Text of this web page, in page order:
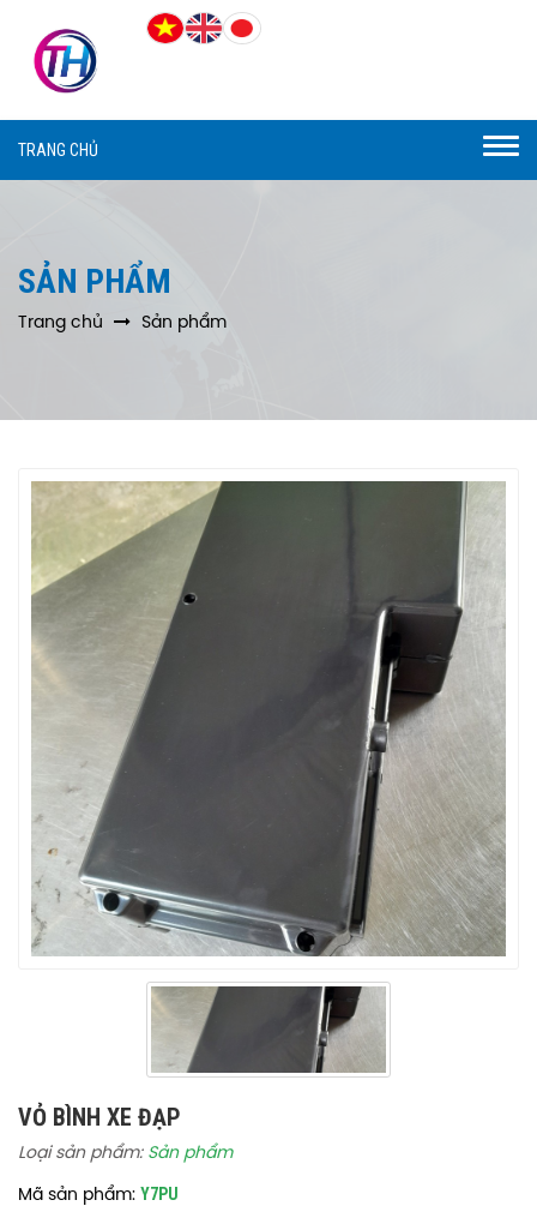
TRANG CHỦ
SẢN PHẨM
Trang chủ Sản phẩm
VỎ BÌNH XE ĐẠP
Loại sản phẩm: Sản phẩm
Mã sản phẩm: Y7PU